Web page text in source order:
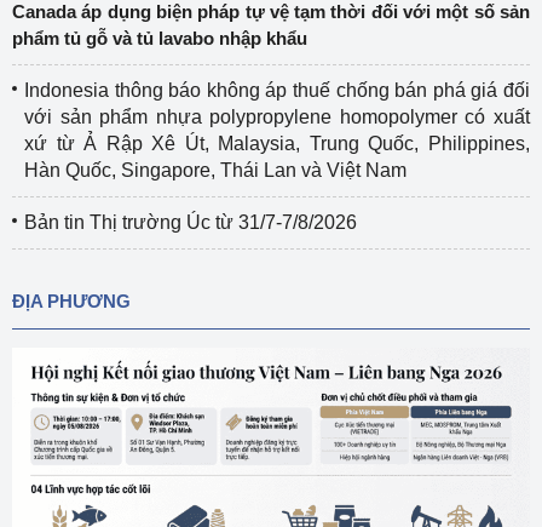
Canada áp dụng biện pháp tự vệ tạm thời đối với một số sản
phẩm tủ gỗ và tủ lavabo nhập khẩu
Indonesia thông báo không áp thuế chống bán phá giá đối
với sản phẩm nhựa polypropylene homopolymer có xuất
xứ từ Ả Rập Xê Út, Malaysia, Trung Quốc, Philippines,
Hàn Quốc, Singapore, Thái Lan và Việt Nam
Bản tin Thị trường Úc từ 31/7-7/8/2026
ĐỊA PHƯƠNG